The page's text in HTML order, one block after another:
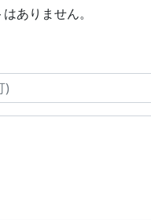
ありません。